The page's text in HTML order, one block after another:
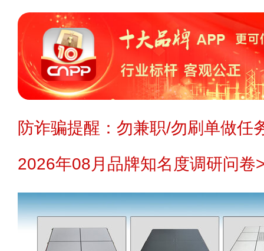
防诈骗提醒：勿兼职/勿刷单做任
2026年08月品牌知名度调研问卷